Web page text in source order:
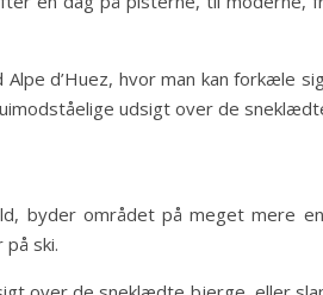
d’Huez, hvor man kan forkæle
udsigt over de
byder området på meget mere
ski.